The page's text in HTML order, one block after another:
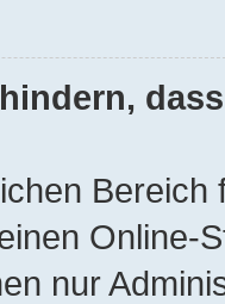
Online-
nur